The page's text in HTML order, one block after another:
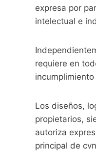
expresa por
intelectual e
requiere en
Los diseños,
propietarios,
autoriza
principal de